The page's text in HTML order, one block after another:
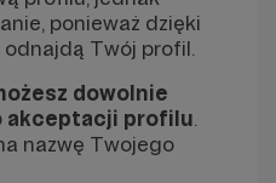
ponieważ dzięki
Twój profil.
dowolnie
akceptacji profilu
nazwę Twojego